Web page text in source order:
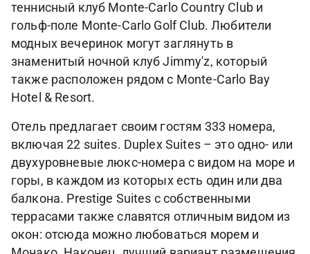
теннисный клуб Monte-Carlo Country Club и
гольф-поле Monte-Carlo Golf Club. Любители
модных вечеринок могут заглянуть в
знаменитый ночной клуб Jimmy'z, который
также расположен рядом с Monte-Carlo Bay
Hotel & Resort.
Отель предлагает своим гостям 333 номера,
включая 22 suites. Duplex Suites – это одно- или
двухуровневые люкс-номера с видом на море и
горы, в каждом из которых есть один или два
балкона. Prestige Suites с собственными
террасами также славятся отличным видом из
окон: отсюда можно любоваться морем и